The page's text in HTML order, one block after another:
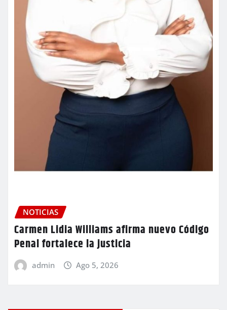
NOTICIAS
Carmen Lidia Williams afirma nuevo Código
Penal fortalece la justicia
admin Ago 5, 2026